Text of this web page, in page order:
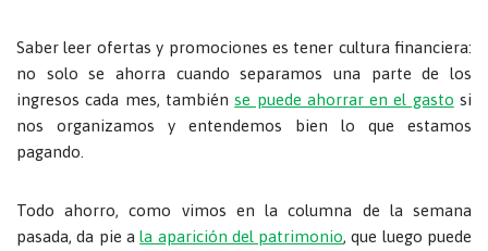
Saber leer ofertas y promociones es tener cultura financiera:
no solo se ahorra cuando separamos una parte de los
ingresos cada mes, tambiénse puede ahorrar en el gasto si
nos organizamos y entendemos bien lo que estamos
pagando.
Todo ahorro, como vimos en la columna de la semana
pasada, da pie ala aparición del patrimonio, que luego puede